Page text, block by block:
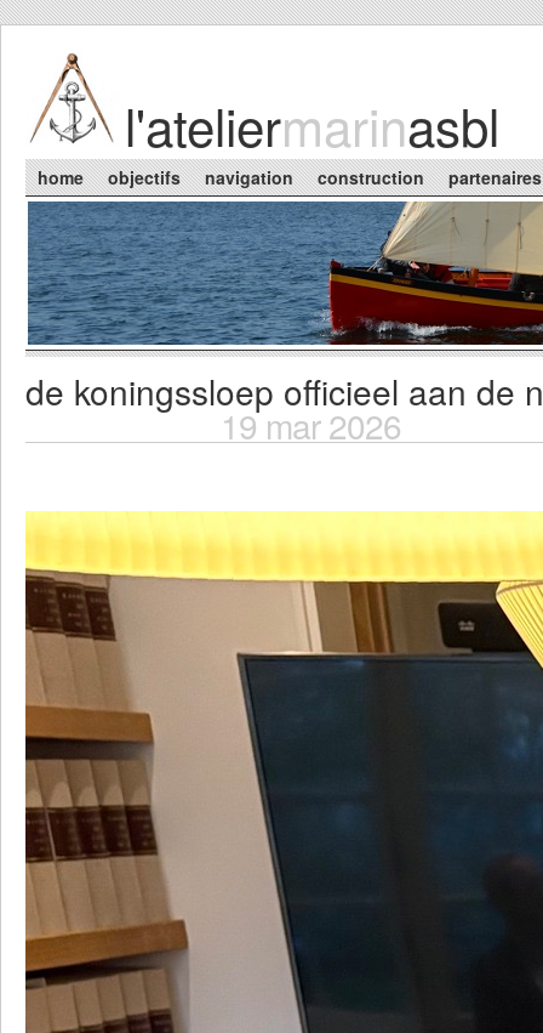
l'ateliermarinasbl
Main menu
home objectifs navigation construction partenaires
You are here
de koningssloep officieel aan de
19 mar 2026